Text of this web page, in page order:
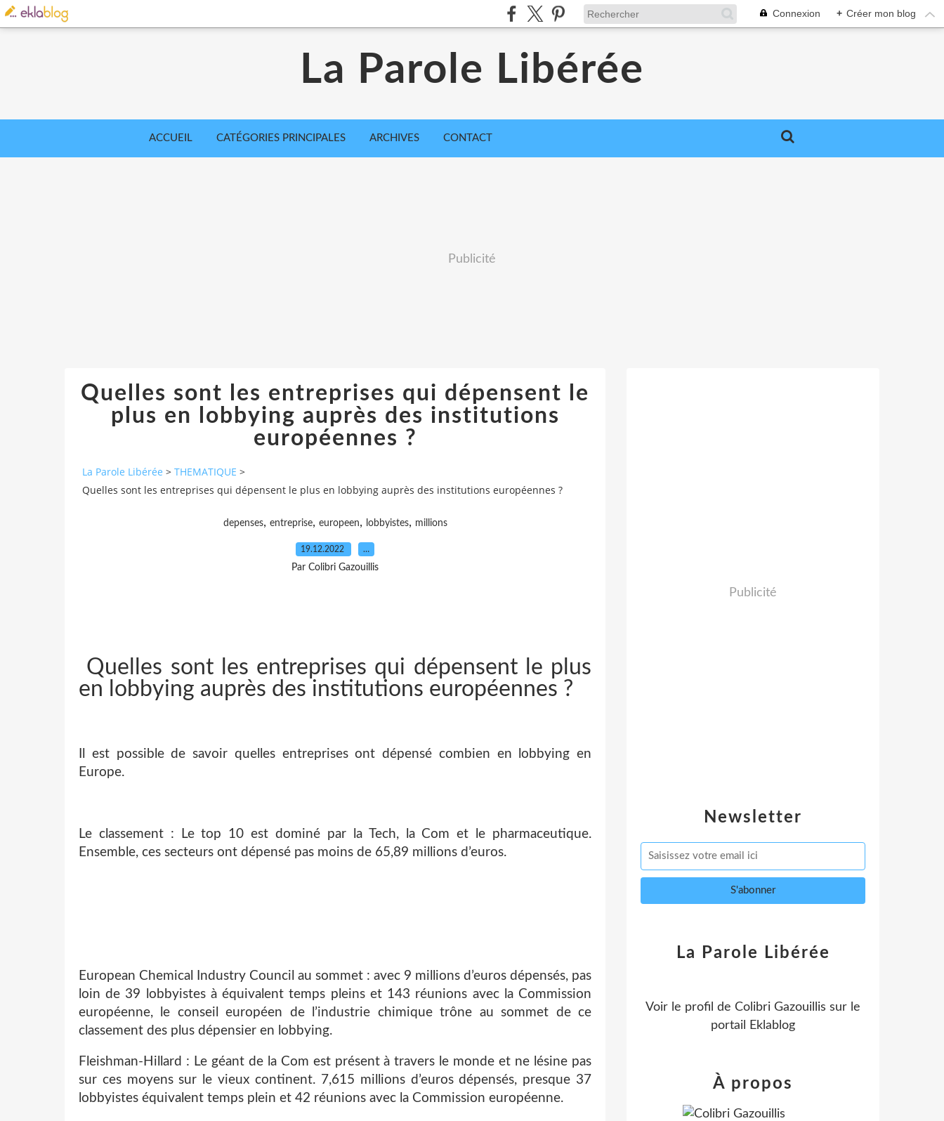
Connexion + Créer mon blog
La Parole Libérée
ACCUEIL CATÉGORIES PRINCIPALES ARCHIVES CONTACT
Publicité
Quelles sont les entreprises qui dépensent le
plus en lobbying auprès des institutions
européennes ?
La Parole Libérée > THEMATIQUE >
Quelles sont les entreprises qui dépensent le plus en lobbying auprès des institutions européennes ?
depenses, entreprise, europeen, lobbyistes, millions
19.12.2022 …
Par Colibri Gazouillis
Quelles sont les entreprises qui dépensent le plus
en lobbying auprès des institutions européennes ?
Il est possible de savoir quelles entreprises ont dépensé combien en lobbying en
Europe.
Le classement : Le top 10 est dominé par la Tech, la Com et le pharmaceutique.
Ensemble, ces secteurs ont dépensé pas moins de 65,89 millions d’euros.
European Chemical Industry Council au sommet : avec 9 millions d’euros dépensés, pas
loin de 39 lobbyistes à équivalent temps pleins et 143 réunions avec la Commission
européenne, le conseil européen de l’industrie chimique trône au sommet de ce
classement des plus dépensier en lobbying.
Fleishman-Hillard : Le géant de la Com est présent à travers le monde et ne lésine pas
sur ces moyens sur le vieux continent. 7,615 millions d’euros dépensés, presque 37
lobbyistes équivalent temps plein et 42 réunions avec la Commission européenne.
Newsletter
Publicité
La Parole Libérée
Voir le profil de Colibri Gazouillis sur le
portail Eklablog
À propos